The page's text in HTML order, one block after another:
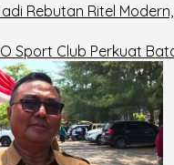
Rebutan Ritel
Sport Club Perkuat